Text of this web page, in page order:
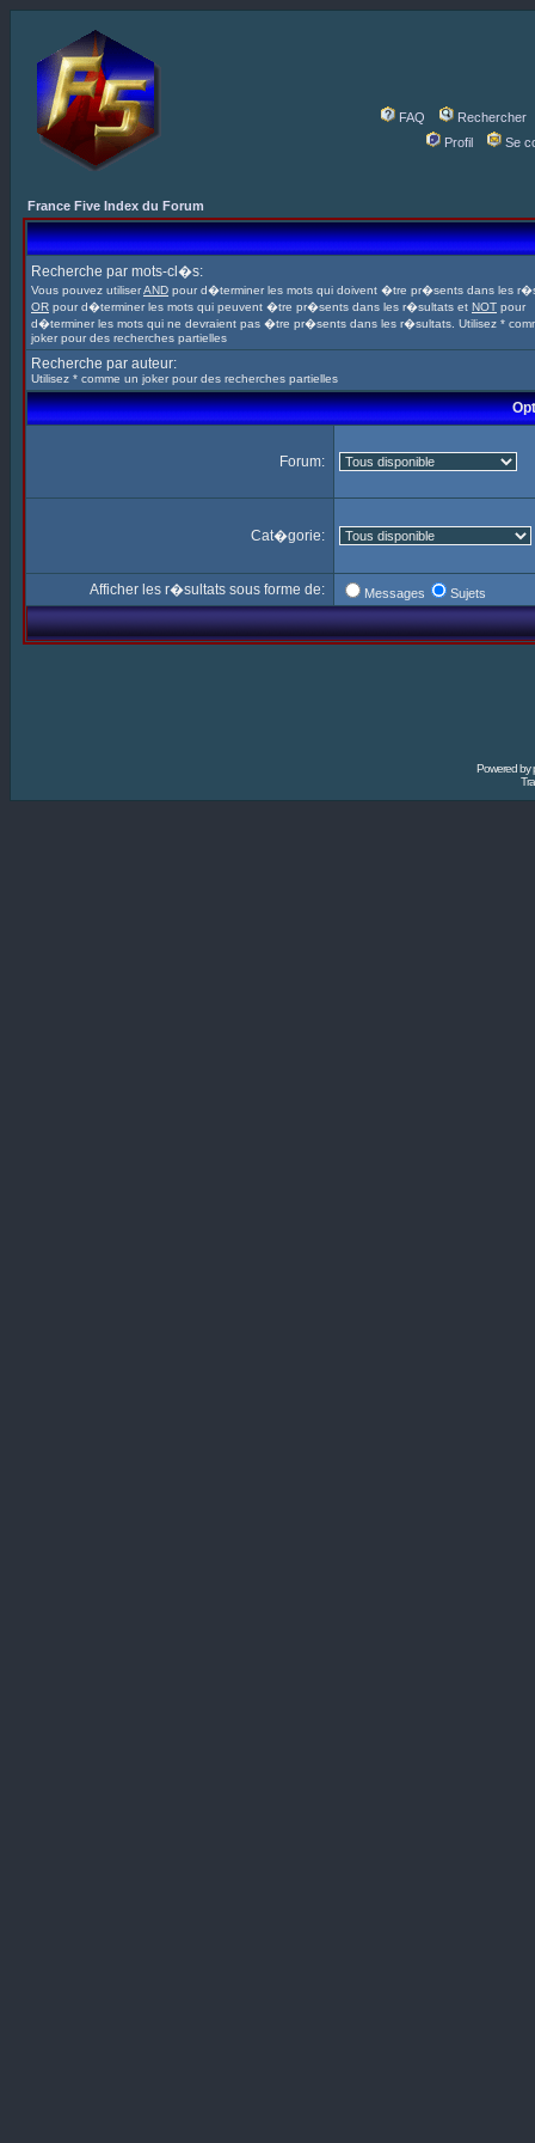
FAQ
Rechercher
Profil
Se
France Five Index du Forum
Recherche par mots-cl�s:
Vous pouvez utiliserAND pour d�terminer les mots qui doivent �tre pr�sents dans les
OR pour d�terminer les mots qui peuvent �tre pr�sents dans les r�sultats et NOT pour
d�terminer les mots qui ne devraient pas �tre pr�sents dans les r�sultats. Utilisez *
joker pour des recherches partielles
Recherche par auteur:
Utilisez * comme un joker pour des recherches partielles
Forum:
Cat�gorie:
Afficher les r�sultats sous forme de: Messages Sujets
Powered by